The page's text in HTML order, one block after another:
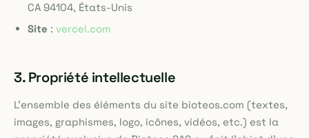
CA 94104, États-Unis
Site : vercel.com
3. Propriété intellectuelle
L'ensemble des éléments du site bioteos.com (textes,
images, graphismes, logo, icônes, vidéos, etc.) est la